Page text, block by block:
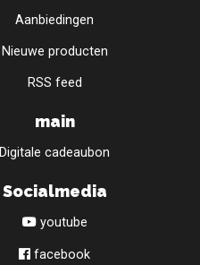
Aanbiedingen
Nieuwe producten
RSS feed
main
Digitale cadeaubon
Socialmedia
youtube
facebook